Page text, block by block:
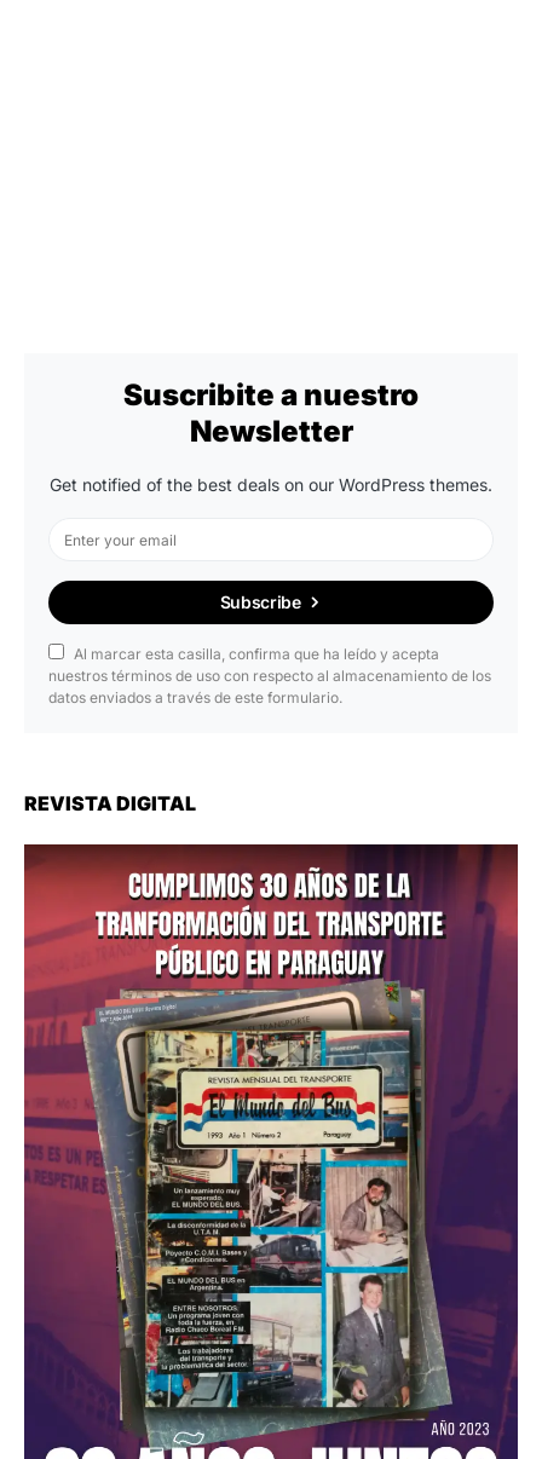
Suscribite a nuestro
Newsletter
Get notified of the best deals on our WordPress themes.
Subscribe
Al marcar esta casilla, confirma que ha leído y acepta
nuestros términos de uso con respecto al almacenamiento de los
datos enviados a través de este formulario.
REVISTA DIGITAL